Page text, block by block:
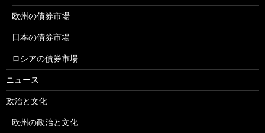
欧州の債券市場
日本の債券市場
ロシアの債券市場
ニュース
政治と文化
欧州の政治と文化